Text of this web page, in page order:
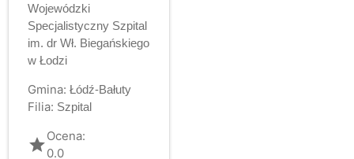
Wojewódzki
Specjalistyczny Szpital
im. dr Wł. Biegańskiego
w Łodzi
Gmina: Łódź-Bałuty
Filia: Szpital
gradeOcena:
0.0